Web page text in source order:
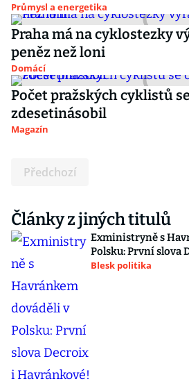
Průmysl a energetika
Praha má na cyklostezky
peněz než loni
Domácí
Počet pražských cyklistů
zdesetinásobil
Magazín
Předchozí
Články z jiných titulů
Exministryně s
Polsku: První slova
Blesk politika